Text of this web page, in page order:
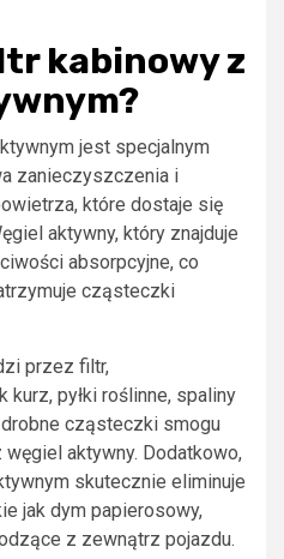
kabinowy z
jest specjalnym
zanieczyszczenia i
które dostaje się
aktywny, który znajduje
absorpcyjne, co
cząsteczki
przez filtr,
pyłki roślinne, spaliny
cząsteczki smogu
aktywny. Dodatkowo,
skutecznie eliminuje
jak dym papierosowy,
z zewnątrz pojazdu.